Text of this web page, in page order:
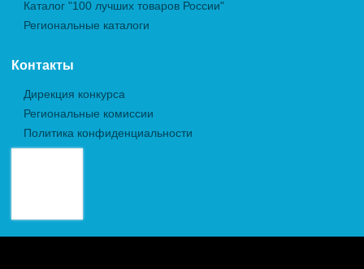
Каталог "100 лучших товаров России"
Региональные каталоги
Контакты
Дирекция конкурса
Региональные комиссии
Политика конфиденциальности